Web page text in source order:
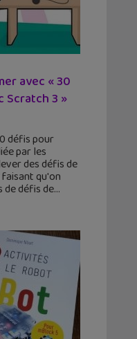
avec « 30
Scratch 3 »
défis pour
par les
des défis de
qu'on
de défis de